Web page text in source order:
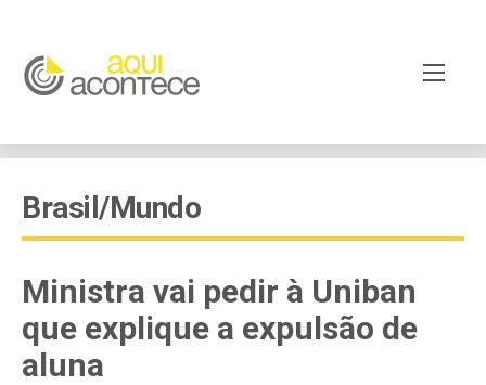
Brasil/Mundo
Ministra vai pedir à Uniban
que explique a expulsão de
aluna